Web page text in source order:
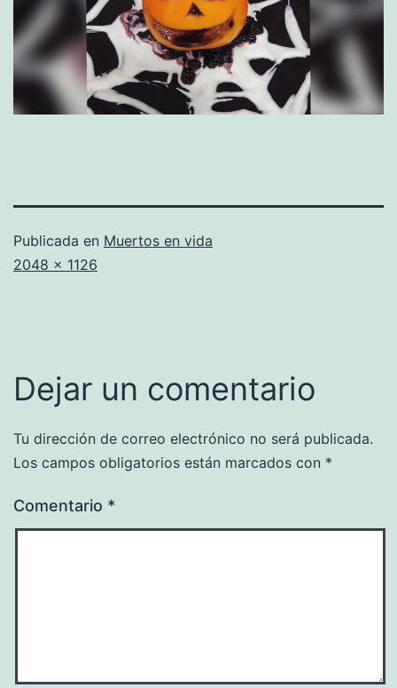
Publicada en Muertos en vida
Tamaño
2048 × 1126
Dejar un comentario
Tu dirección de correo electrónico no será publicada.
Los campos obligatorios están marcados con *
Comentario *